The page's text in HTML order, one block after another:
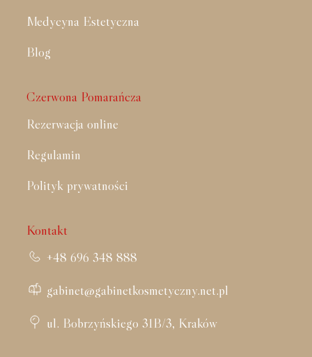
Medycyna Estetyczna
Blog
Czerwona Pomarańcza
Rezerwacja online
Regulamin
Polityk prywatności
Kontakt
+48 696 348 888
gabinet@gabinetkosmetyczny.net.pl
ul. Bobrzyńskiego 31B/3, Kraków